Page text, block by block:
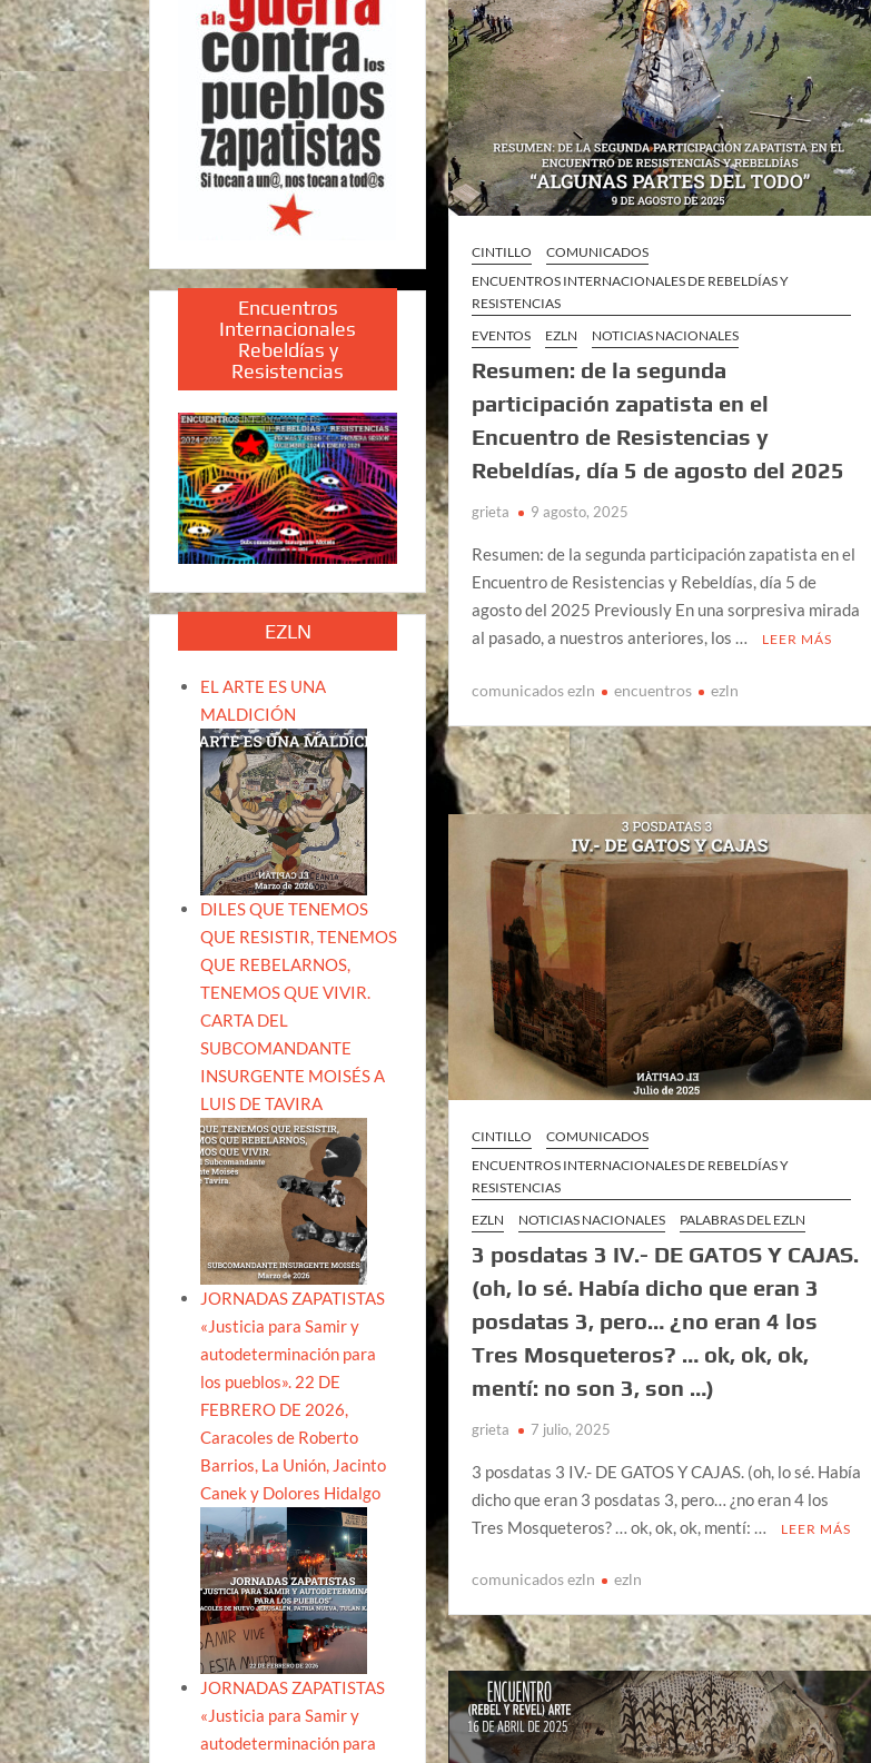
CINTILLO
COMUNICADOS
ENCUENTROS INTERNACIONALES DE REBELDÍAS Y
RESISTENCIAS
EVENTOS
EZLN NOTICIAS NACIONALES
Resumen: de la segunda
participación zapatista en el
Encuentro de Resistencias y
Rebeldías, día 5 de agosto del 2025
grieta 9 agosto, 2025
Resumen: de la segunda participación zapatista en el
Encuentro de Resistencias y Rebeldías, día 5 de
agosto del 2025 Previously En una sorpresiva mirada
al pasado, a nuestros anteriores, los …
LEER MÁS
comunicados ezln encuentros ezln
CINTILLO
COMUNICADOS
ENCUENTROS INTERNACIONALES DE REBELDÍAS Y
RESISTENCIAS
EZLN
NOTICIAS NACIONALES PALABRAS DEL EZLN
3 posdatas 3 IV.- DE GATOS Y CAJAS.
(oh, lo sé. Había dicho que eran 3
posdatas 3, pero… ¿no eran 4 los
Tres Mosqueteros? … ok, ok, ok,
mentí: no son 3, son …)
grieta 7 julio, 2025
3 posdatas 3 IV.- DE GATOS Y CAJAS. (oh, lo sé. Había
dicho que eran 3 posdatas 3, pero… ¿no eran 4 los
Tres Mosqueteros? … ok, ok, ok, mentí: …
LEER MÁS
comunicados ezln ezln
Encuentros
Internacionales
Rebeldías y
Resistencias
EZLN
EL ARTE ES UNA
MALDICIÓN
DILES QUE TENEMOS
QUE RESISTIR, TENEMOS
QUE REBELARNOS,
TENEMOS QUE VIVIR.
CARTA DEL
SUBCOMANDANTE
INSURGENTE MOISÉS A
LUIS DE TAVIRA
JORNADAS ZAPATISTAS
«Justicia para Samir y
autodeterminación para
los pueblos». 22 DE
FEBRERO DE 2026,
Caracoles de Roberto
Barrios, La Unión, Jacinto
Canek y Dolores Hidalgo
JORNADAS ZAPATISTAS
«Justicia para Samir y
autodeterminación para